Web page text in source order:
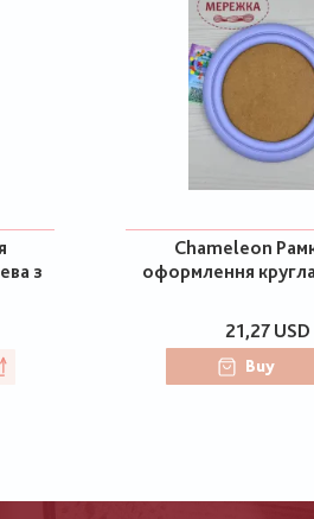
з
Chameleon
оформлення
21,27 USD
Buy